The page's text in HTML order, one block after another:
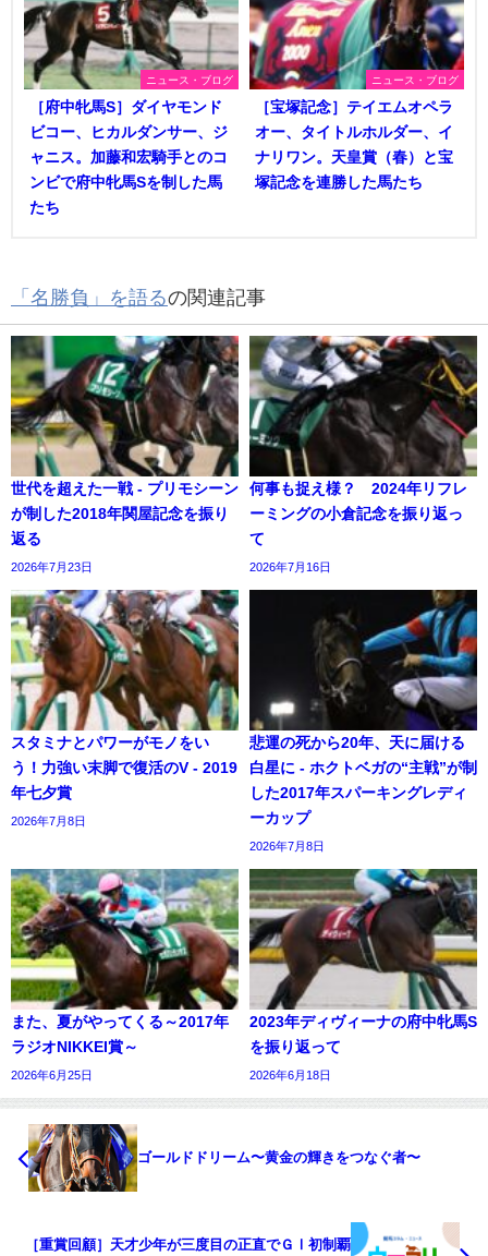
ニュース・ブログ
［府中牝馬S］ダイヤモンド
ビコー、ヒカルダンサー、ジ
ャニス。加藤和宏騎手とのコ
ンビで府中牝馬Sを制した馬
たち
ニュース・ブログ
［宝塚記念］テイエムオペラ
オー、タイトルホルダー、イ
ナリワン。天皇賞（春）と宝
塚記念を連勝した馬たち
「名勝負」を語るの関連記事
世代を超えた一戦 - プリモシーン
が制した2018年関屋記念を振り
返る
2026年7月23日
何事も捉え様？ 2024年リフレ
ーミングの小倉記念を振り返っ
て
2026年7月16日
スタミナとパワーがモノをい
う！力強い末脚で復活のV - 2019
年七夕賞
2026年7月8日
悲運の死から20年、天に届ける
白星に - ホクトベガの“主戦”が制
した2017年スパーキングレディ
ーカップ
2026年7月8日
また、夏がやってくる～2017年
ラジオNIKKEI賞～
2026年6月25日
2023年ディヴィーナの府中牝馬S
を振り返って
2026年6月18日
ゴールドドリーム〜黄金の輝きをつなぐ者〜
［重賞回顧］天才少年が三度目の正直でＧⅠ初制覇